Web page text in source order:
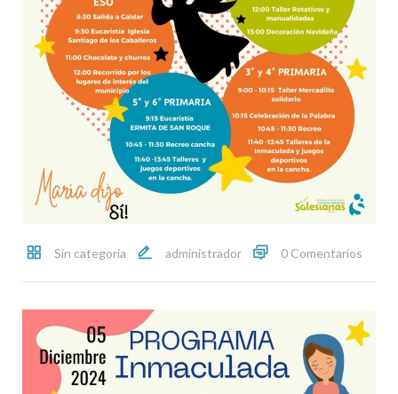
Sin categoría administrador 0 Comentarios